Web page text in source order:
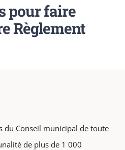
pour faire
Règlement
du Conseil municipal de toute
de plus de 1 000